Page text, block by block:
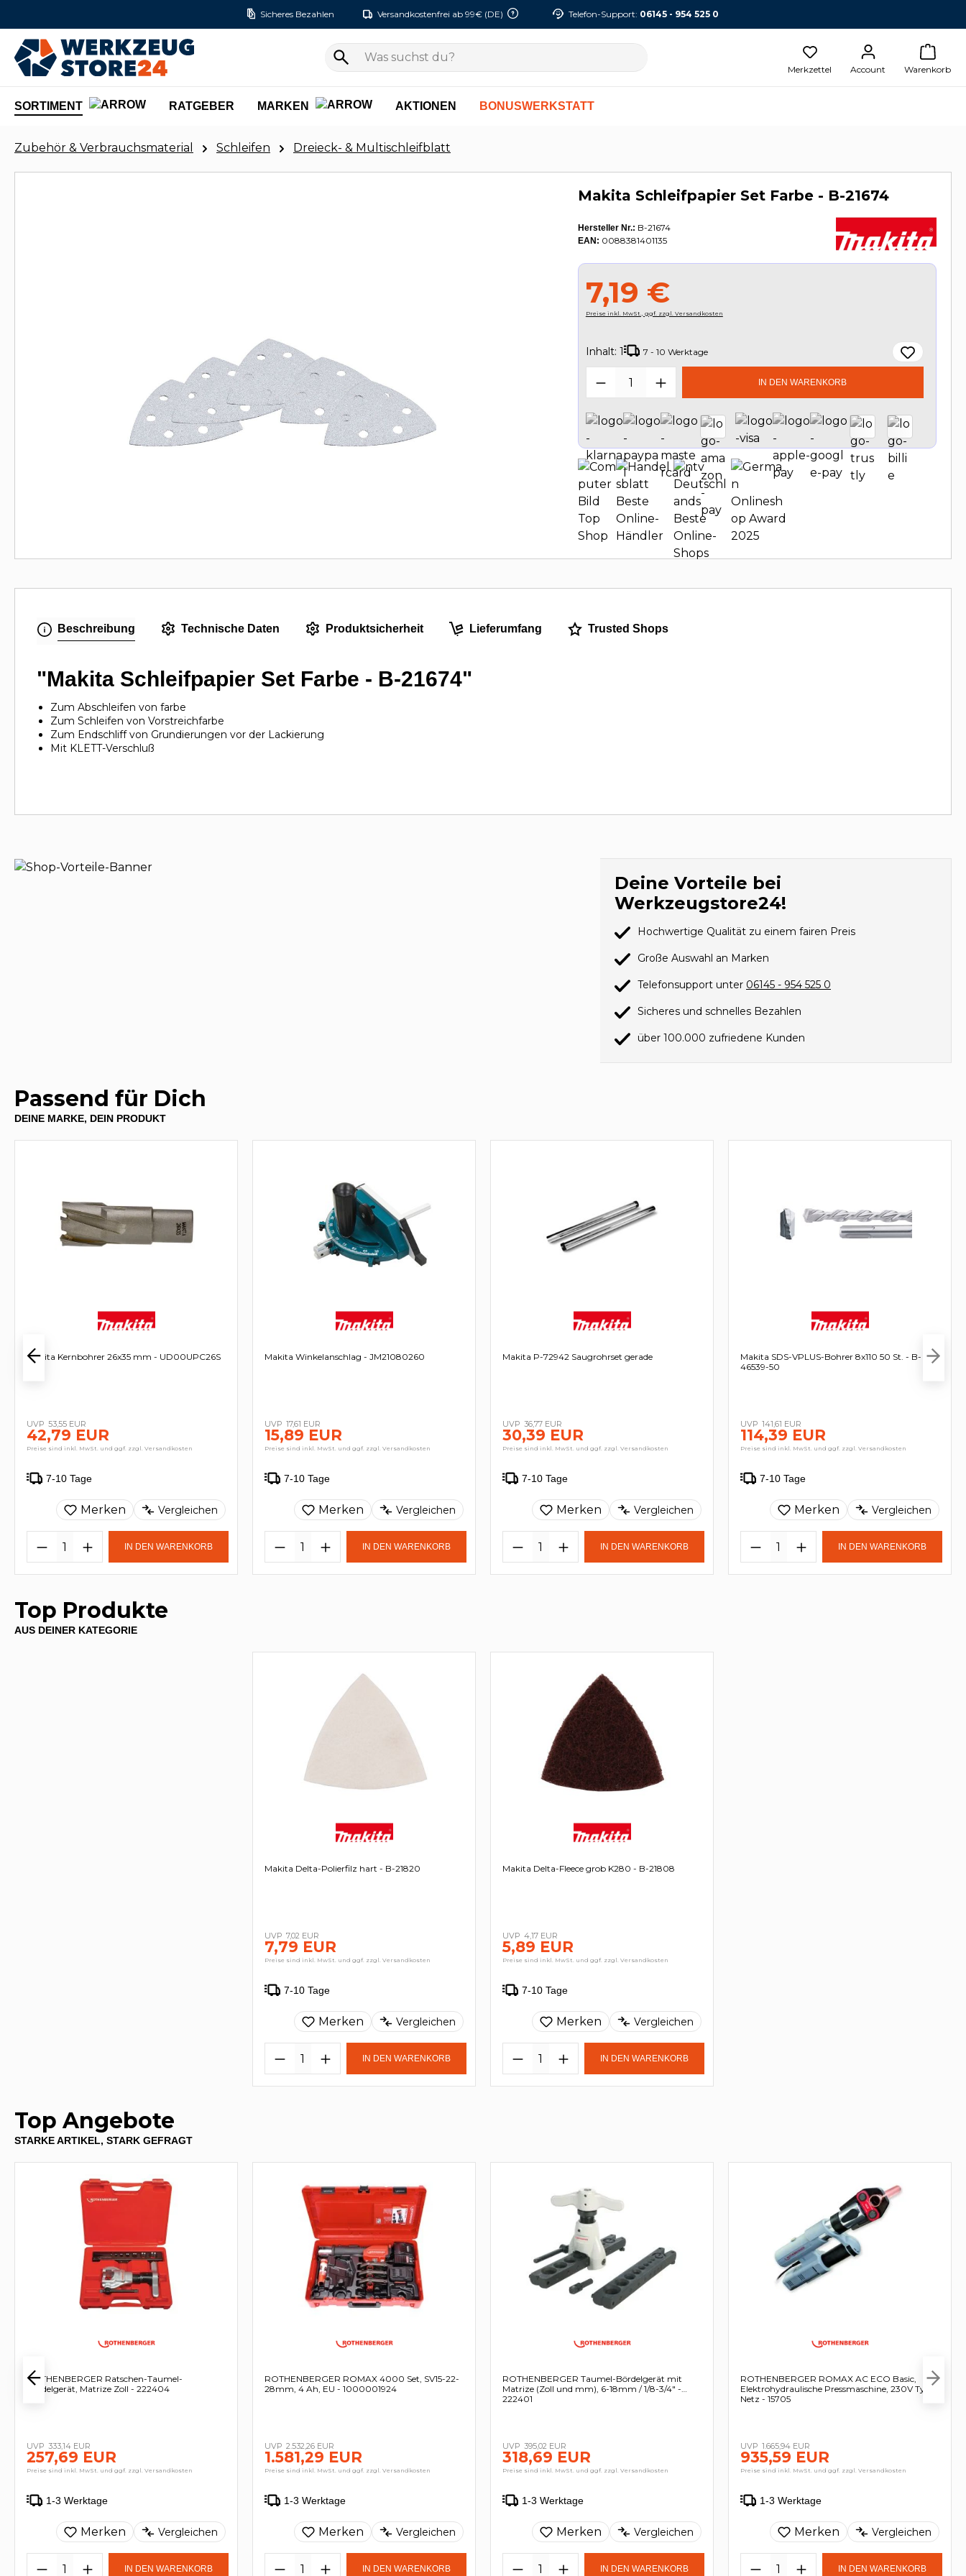
Sicheres Bezahlen Versandkostenfrei ab 99€ (DE) Telefon-Support: 06145 - 954 525 0
Merkzettel Account Warenkorb
SORTIMENT RATGEBER MARKEN AKTIONEN BONUSWERKSTATT
Zubehör & Verbrauchsmaterial Schleifen Dreieck- & Multischleifblatt
Makita Schleifpapier Set Farbe - B-21674
Hersteller Nr.: B-21674
EAN: 0088381401135
7,19 €
Preise inkl. MwSt., ggf. zzgl. Versandkosten
Inhalt: 1 7 - 10 Werktage
Produkt Anzahl: Gib den gewünschten
IN DEN WARENKORB
Beschreibung Technische Daten Produktsicherheit Lieferumfang Trusted Shops
"Makita Schleifpapier Set Farbe - B-21674"
Zum Abschleifen von farbe
Zum Schleifen von Vorstreichfarbe
Zum Endschliff von Grundierungen vor der Lackierung
Mit KLETT-Verschluß
Deine Vorteile bei
Werkzeugstore24!
Hochwertige Qualität zu einem fairen Preis
Große Auswahl an Marken
Telefonsupport unter 06145 - 954 525 0
Sicheres und schnelles Bezahlen
über 100.000 zufriedene Kunden
Passend für Dich
DEINE MARKE, DEIN PRODUKT
Makita Kernbohrer 26x35 mm - UD00UPC26S
53,55 EUR
42,79 EUR
Preise sind inkl. MwSt. und ggf. zzgl. Versandkosten
7-10 Tage
Merken Vergleichen
IN DEN WARENKORB
Makita Winkelanschlag - JM21080260
17,61 EUR
15,89 EUR
Preise sind inkl. MwSt. und ggf. zzgl. Versandkosten
7-10 Tage
Merken Vergleichen
IN DEN WARENKORB
Makita P-72942 Saugrohrset gerade
36,77 EUR
30,39 EUR
Preise sind inkl. MwSt. und ggf. zzgl. Versandkosten
7-10 Tage
Merken Vergleichen
IN DEN WARENKORB
Makita SDS-VPLUS-Bohrer 8x110 50 St. - B-
46539-50
141,61 EUR
114,39 EUR
Preise sind inkl. MwSt. und ggf. zzgl. Versandkosten
7-10 Tage
Merken Vergleichen
IN DEN WARENKORB
Top Produkte
AUS DEINER KATEGORIE
Makita Delta-Polierfilz hart - B-21820
7,02 EUR
7,79 EUR
Preise sind inkl. MwSt. und ggf. zzgl. Versandkosten
7-10 Tage
Merken Vergleichen
IN DEN WARENKORB
Makita Delta-Fleece grob K280 - B-21808
4,17 EUR
5,89 EUR
Preise sind inkl. MwSt. und ggf. zzgl. Versandkosten
7-10 Tage
Merken Vergleichen
IN DEN WARENKORB
Top Angebote
STARKE ARTIKEL, STARK GEFRAGT
ROTHENBERGER Ratschen-Taumel-
Bördelgerät, Matrize Zoll - 222404
333,14 EUR
257,69 EUR
Preise sind inkl. MwSt. und ggf. zzgl. Versandkosten
1-3 Werktage
Merken Vergleichen
IN DEN WARENKORB
ROTHENBERGER ROMAX 4000 Set, SV15-22-
28mm, 4 Ah, EU - 1000001924
2.532,26 EUR
1.581,29 EUR
Preise sind inkl. MwSt. und ggf. zzgl. Versandkosten
1-3 Werktage
Merken Vergleichen
IN DEN WARENKORB
ROTHENBERGER Taumel-Bördelgerät mit
Matrize (Zoll und mm), 6-18mm / 1/8-3/4″ -
222401
395,02 EUR
318,69 EUR
Preise sind inkl. MwSt. und ggf. zzgl. Versandkosten
1-3 Werktage
Merken Vergleichen
IN DEN WARENKORB
ROTHENBERGER ROMAX AC ECO Basic,
Elektrohydraulische Pressmaschine, 230V Typ C
Netz - 15705
1.665,94 EUR
935,59 EUR
Preise sind inkl. MwSt. und ggf. zzgl. Versandkosten
1-3 Werktage
Merken Vergleichen
IN DEN WARENKORB